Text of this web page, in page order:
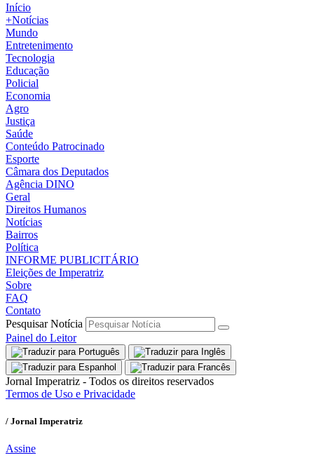
Início
+Notícias
Mundo
Entretenimento
Tecnologia
Educação
Policial
Economia
Agro
Justiça
Saúde
Conteúdo Patrocinado
Esporte
Câmara dos Deputados
Agência DINO
Geral
Direitos Humanos
Notícias
Bairros
Política
INFORME PUBLICITÁRIO
Eleições de Imperatriz
Sobre
FAQ
Contato
Pesquisar Notícia
Painel do Leitor
Jornal Imperatriz - Todos os direitos reservados
Termos de Uso e Privacidade
/ Jornal Imperatriz
Assine